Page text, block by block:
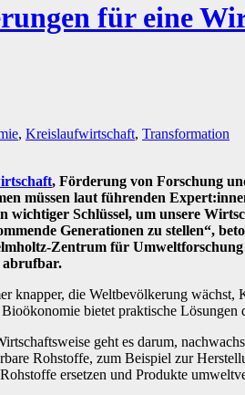
für eine
, Kreislaufwirtschaft, Transformation
, Förderung von Forschung
müssen laut führenden
wichtiger Schlüssel, um unsere
Generationen zu stellen“,
Zentrum für
abrufbar.
knapper, die Weltbevölkerung
bietet praktische
geht es darum,
Rohstoffe, zum Beispiel zur
ersetzen und Produkte